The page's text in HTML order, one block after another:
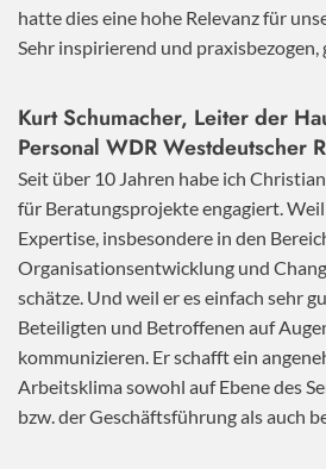
hatte dies eine hohe Relevanz für
Sehr inspirierend und praxisbezogen,
Kurt Schumacher, Leiter der
Personal WDR Westdeutscher
Seit über 10 Jahren habe ich
für Beratungsprojekte engagiert.
Expertise, insbesondere in den
Organisationsentwicklung und
schätze. Und weil er es einfach sehr
Beteiligten und Betroffenen auf
kommunizieren. Er schafft ein
Arbeitsklima sowohl auf Ebene des
bzw. der Geschäftsführung als auch